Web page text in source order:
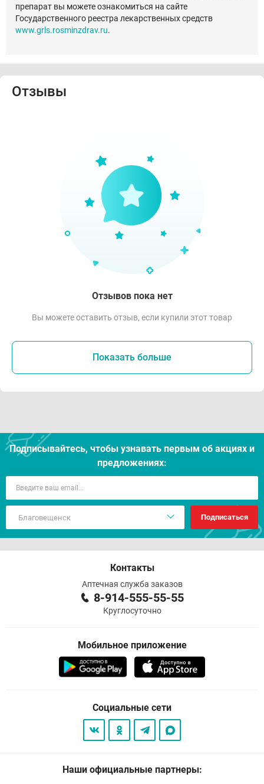
препарат вы можете ознакомиться на сайте
Государственного реестра лекарственных средств
www.grls.rosminzdrav.ru.
Отзывы
Отзывов пока нет
Вы можете оставить отзыв, если купили этот товар
Показать больше
Подписывайтесь, чтобы узнавать первым об акцияx и
предложениях:
Подписаться
Контакты
Аптечная служба заказов
8-914-555-55-55
Круглосуточно
Мобильное приложение
Социальные сети
Наши официальные партнеры: